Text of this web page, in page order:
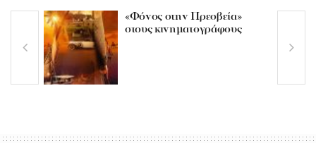
«Φόνος στην Πρεσβεία»
στους κινηματογράφους